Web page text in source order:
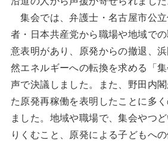
集会では、弁護士・名古屋市公
者・日本共産党から職場や地域で
意表明があり、原発からの撤退、
然エネルギーへの転換を求める「
声で決議しました。また、野田内
た原発再稼働を表明したことに多
ました。地域や職場で、集会やつ
りくむこと、原発による子どもへ